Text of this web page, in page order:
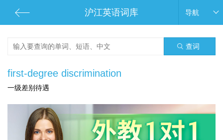
沪江英语词库 导航
查词
first-degree discrimination
一级差别待遇